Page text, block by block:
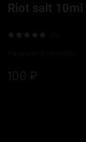
Riot salt 10ml
100 ₽